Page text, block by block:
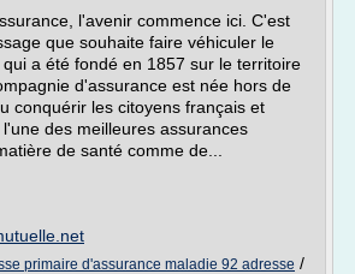
l'avenir commence ici. C'est
que souhaite faire véhiculer le
a été fondé en 1857 sur le territoire
d'assurance est née hors de
conquérir les citoyens français et
des meilleures assurances
de santé comme de...
primaire d'assurance maladie 92 adresse /